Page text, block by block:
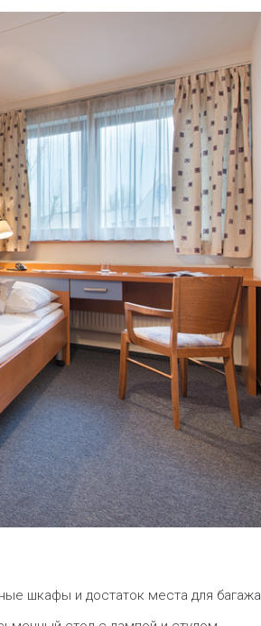
шкафы и достаток места для багажа